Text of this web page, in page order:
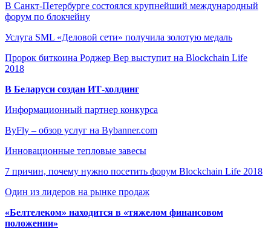
В Санкт-Петербурге состоялся крупнейший международный
форум по блокчейну
Услуга SML «Деловой сети» получила золотую медаль
Пророк биткоина Роджер Вер выступит на Blockchain Life
2018
В Беларуси создан ИТ-холдинг
Информационный партнер конкурса
ByFly – обзор услуг на Bybanner.com
Инновационные тепловые завесы
7 причин, почему нужно посетить форум Blockchain Life 2018
Один из лидеров на рынке продаж
«Белтелеком» находится в «тяжелом финансовом
положении»